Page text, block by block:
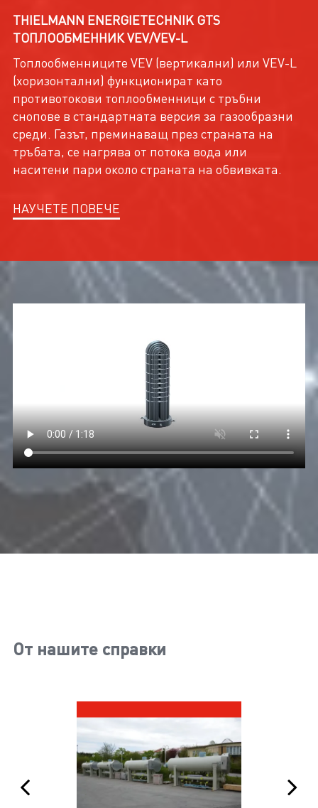
THIELMANN ENERGIETECHNIK GTS
ТОПЛООБМЕННИК VEV/VEV-L
Топлообменниците VEV (вертикални) или VEV-L
(хоризонтални) функционират като
противотокови топлообменници с тръбни
снопове в стандартната версия за газообразни
среди. Газът, преминаващ през страната на
тръбата, се нагрява от потока вода или
наситени пари около страната на обвивката.
НАУЧЕТЕ ПОВЕЧЕ
От нашите справки